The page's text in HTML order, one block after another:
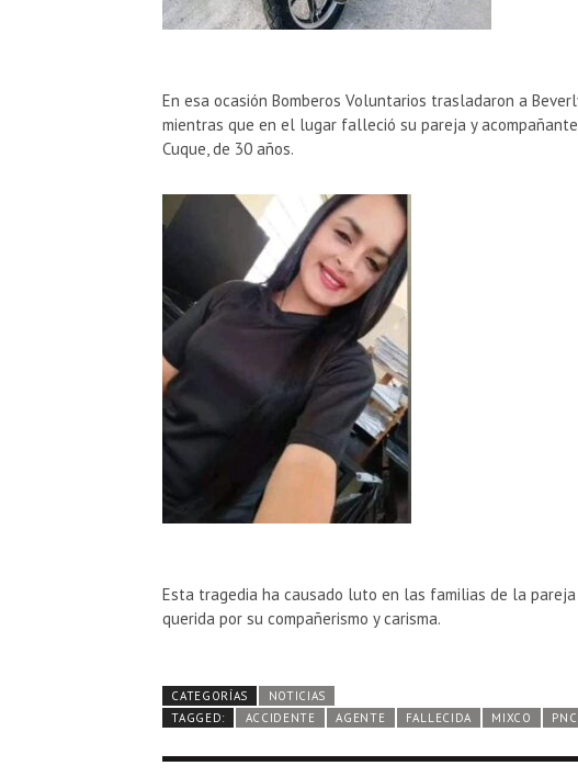
En esa ocasión Bomberos Voluntarios trasladaron a
mientras que en el lugar falleció su pareja y
Cuque, de 30 años.
Esta tragedia ha causado luto en las familias de la
querida por su compañerismo y carisma.
CATEGORÍAS
NOTICIAS
TAGGED:
ACCIDENTE AGENTE FALLECIDA MIXCO PNC